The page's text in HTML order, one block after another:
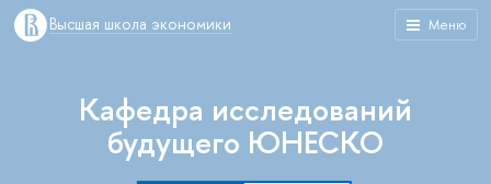
Меню
Высшая школа экономики
Кафедра исследований
будущего ЮНЕСКО